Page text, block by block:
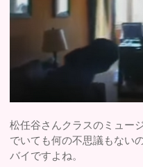
松任谷さんクラスのミュー
でいても何の不思議もない
バイですよね。